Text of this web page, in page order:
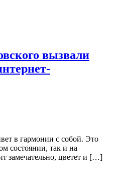
вызвали
в гармонии с собой. Это
состоянии, так и на
замечательно, цветет и […]